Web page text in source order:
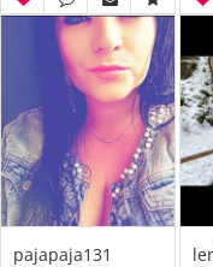
pajapaja131